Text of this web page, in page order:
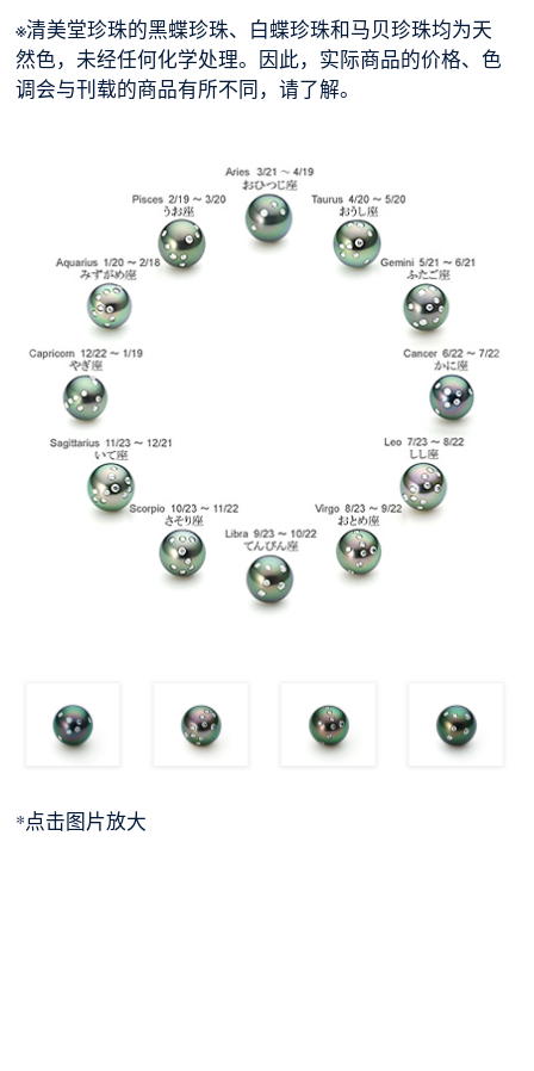
※清美堂珍珠的黑蝶珍珠、白蝶珍珠和马贝珍珠均为天
然色，未经任何化学处理。因此，实际商品的价格、色
调会与刊载的商品有所不同，请了解。
*点击图片放大